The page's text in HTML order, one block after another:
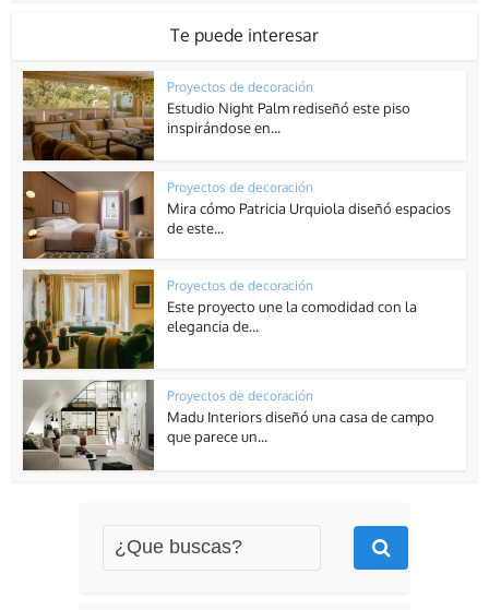
Te puede interesar
Proyectos de decoración
Estudio Night Palm rediseñó este piso
inspirándose en...
Proyectos de decoración
Mira cómo Patricia Urquiola diseñó espacios
de este...
Proyectos de decoración
Este proyecto une la comodidad con la
elegancia de...
Proyectos de decoración
Madu Interiors diseñó una casa de campo
que parece un...